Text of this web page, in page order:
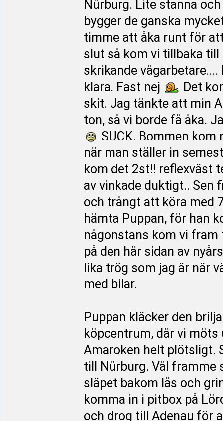
Nürburg. Lite stanna
bygger de ganska
timme att åka runt för
slut så kom vi tillbaka
skrikande
klara. Fast nej
Det
skit. Jag tänkte att min
ton, så vi borde få åka.
SUCK. Bommen
när man ställer in
kom det 2st!! reflexväst
av vinkade duktigt.. Sen
och trångt att köra med
hämta Puppan, för han
någonstans kom vi
på den här sidan av
lika trög som jag är när
med bilar.
Puppan kläcker den
köpcentrum, där vi möts
Amaroken helt plötsligt.
till Nürburg. Väl framme
släpet bakom lås och
komma in i pitbox på
och drog till Adenau för